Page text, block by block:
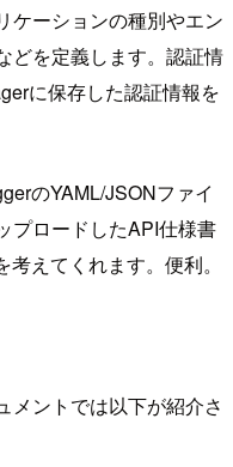
ケーションの種別やエン
どを定義します。認証情
に保存した認証情報を
のYAML/JSONファイ
プロードしたAPI仕様書
えてくれます。便利。
メントでは以下が紹介さ